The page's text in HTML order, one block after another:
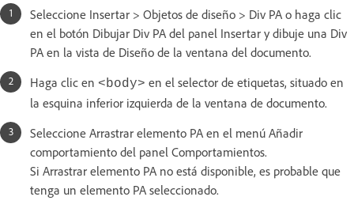
Seleccione Insertar > Objetos de diseño > Div PA o haga clic
en el botón Dibujar Div PA del panel Insertar y dibuje una Div
PA en la vista de Diseño de la ventana del documento.
Haga clic en <body> en el selector de etiquetas, situado en
la esquina inferior izquierda de la ventana de documento.
Seleccione Arrastrar elemento PA en el menú Añadir
comportamiento del panel Comportamientos.
Si Arrastrar elemento PA no está disponible, es probable que
tenga un elemento PA seleccionado.